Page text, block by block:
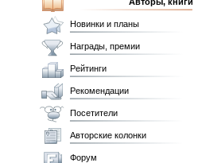
Новинки и планы
Награды, премии
Рейтинги
Рекомендации
Посетители
Авторские колонки
Форум